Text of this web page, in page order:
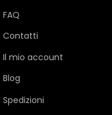
FAQ
Contatti
Il mio account
Blog
Spedizioni